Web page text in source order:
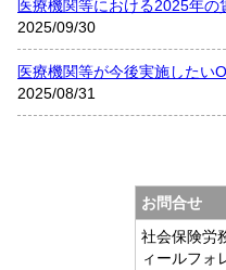
医療機関等における2025年の
2025/09/30
医療機関等が今後実施したい
2025/08/31
お問合せ
社会保険
ィールフォ